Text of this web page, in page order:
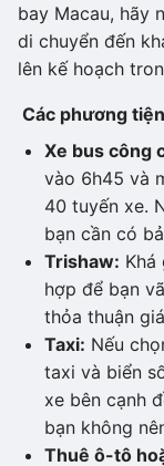
bay Macau, hãy
di chuyển đến
lên kế hoạch
Các phương
Xe bus công
vào 6h45 và
40 tuyến xe.
bạn cần có
Trishaw:
hợp để bạn
thỏa thuận
Taxi: Nếu
taxi và biển
xe bên cạnh
bạn không
Thuê ô-tô